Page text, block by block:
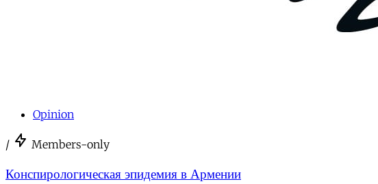
Opinion
/ Members-only
Конспирологическая эпидемия в Армении